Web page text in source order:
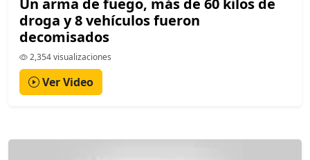
Un arma de fuego, más de 60 kilos de
droga y 8 vehículos fueron
decomisados
2,354 visualizaciones
Ver Video